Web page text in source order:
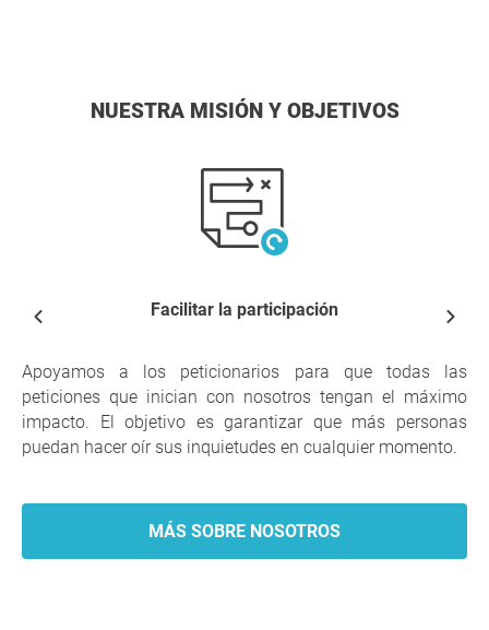
NUESTRA MISIÓN Y OBJETIVOS
Facilitar la participación
Apoyamos a los peticionarios para que todas las
peticiones que inician con nosotros tengan el máximo
impacto. El objetivo es garantizar que más personas
puedan hacer oír sus inquietudes en cualquier momento.
MÁS SOBRE NOSOTROS